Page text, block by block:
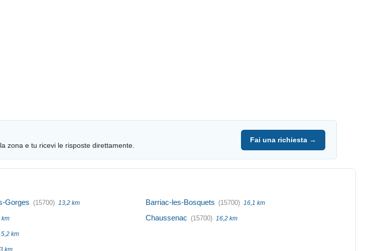
zona e tu ricevi le risposte direttamente.
Fai una richiesta →
Gorges (15700) 13,2 km
km
km
km
Barriac-les-Bosquets (15700) 16,1 km
Chaussenac (15700) 16,2 km